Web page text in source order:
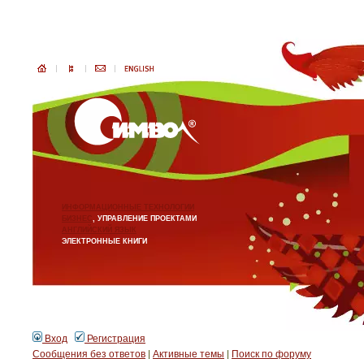
ИНФОРМАЦИОННЫЕ ТЕХНОЛОГИИ
БИЗНЕС, УПРАВЛЕНИЕ ПРОЕКТАМИ
АНГЛИЙСКИЙ ЯЗЫК
ЭЛЕКТРОННЫЕ КНИГИ
Вход
Регистрация
Сообщения без ответов
Активные темы Поиск по форуму